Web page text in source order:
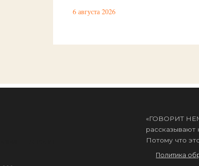
6 августа 2026
«ГОВОРИТ
рассказывают
Потому что
Политика